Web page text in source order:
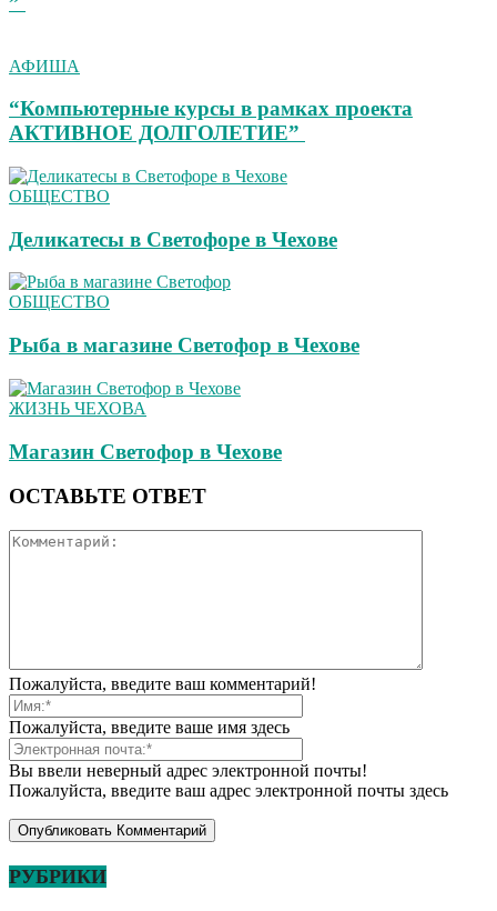
АФИША
“Компьютерные курсы в рамках проекта
АКТИВНОЕ ДОЛГОЛЕТИЕ”
ОБЩЕСТВО
Деликатесы в Светофоре в Чехове
ОБЩЕСТВО
Рыба в магазине Светофор в Чехове
ЖИЗНЬ ЧЕХОВА
Магазин Светофор в Чехове
ОСТАВЬТЕ ОТВЕТ
Пожалуйста, введите ваш комментарий!
Пожалуйста, введите ваше имя здесь
Вы ввели неверный адрес электронной почты!
Пожалуйста, введите ваш адрес электронной почты здесь
РУБРИКИ